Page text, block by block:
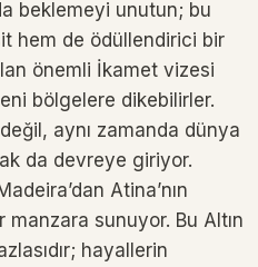
beklemeyi unutun; bu
hem de ödüllendirici bir
önemli İkamet vizesi
bölgelere dikebilirler.
aynı zamanda dünya
da devreye giriyor.
Atina’nın
sunuyor. Bu Altın
hayallerin